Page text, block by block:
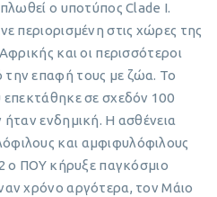
ο υποτύπος Clade I.
περιορισμένη στις χώρες της
και οι περισσότεροι
επαφή τους με ζώα. Το
επεκτάθηκε σε σχεδόν 100
ενδημική. Η ασθένεια
και αμφιφυλόφιλους
ο ΠΟΥ κήρυξε παγκόσμιο
χρόνο αργότερα, τον Μάιο